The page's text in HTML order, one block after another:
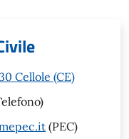
Cellole (CE)
(PEC)